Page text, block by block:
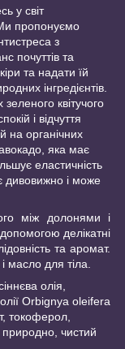
у світ
пропонуємо
з
почуттів та
та надати їй
інгредієнтів.
квітучого
і відчуття
на органічних
яка має
еластичність
дивовижно і може
між долонями і
делікатні
та аромат.
масло для тіла.
олія,
Orbignya oleifera
токоферол,
чистий